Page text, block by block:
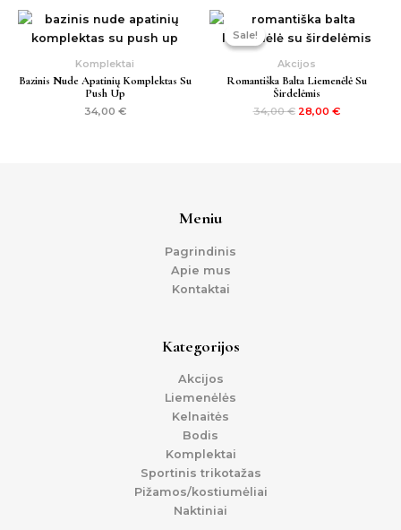
Komplektai
Bazinis Nude Apatinių Komplektas Su
Push Up
34,00 €
Sale!
Sale!
Akcijos
Romantiška Balta Liemenėlė Su
Širdelėmis
34,00€
Original
was:
28,00 €
Current
is:
Meniu
Pagrindinis
Apie mus
Kontaktai
Kategorijos
Akcijos
Liemenėlės
Kelnaitės
Bodis
Komplektai
Sportinis trikotažas
Pižamos/kostiumėliai
Naktiniai